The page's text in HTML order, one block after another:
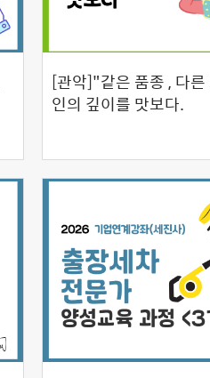
[관악]"같은 품종 , 다
인의 깊이를 맛보다.